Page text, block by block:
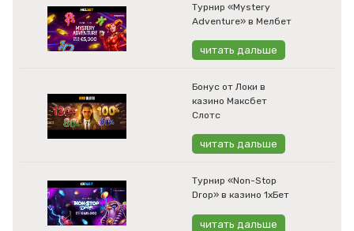
Турнир «Mystery
Adventure» в Мелбет
читать дальше
Бонус от Локи в
казино Максбет
Слотс
читать дальше
Турнир «Non-Stop
Drop» в казино 1хБет
читать дальше